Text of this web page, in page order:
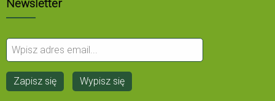
Newsletter